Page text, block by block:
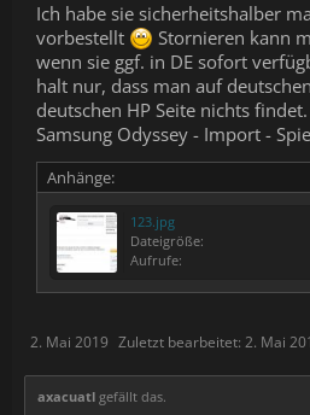
Ich habe sie sicherheitshalber
vorbestellt
Stornieren kann
wenn sie ggf. in DE sofort
halt nur, dass man auf
deutschen HP Seite nichts
Samsung Odyssey - Import -
Anhänge:
123.jpg
Dateigröße:
Aufrufe:
2. Mai 2019 Zuletzt bearbeitet: 2. Mai
axacuatl gefällt das.